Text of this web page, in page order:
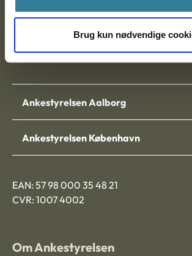
Brug kun nødvendige
Postadresse:
Nytorv 7, 2. sal
9000 Aalborg
Ankestyrelsen Aalborg
Ankestyrelsen København
EAN: 57 98 000 35 48 21
CVR: 1007 4002
Om Ankestyrelsen